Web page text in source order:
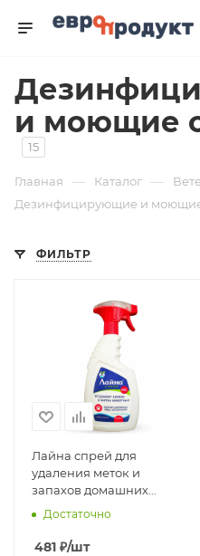
и моющие
15
Главная — Каталог —
Дезинфицирующие и моющие
ФИЛЬТР
Лайна спрей для
удаления меток и
запахов домашних
животных (запах
лаванды) 750 мл
Достаточно
481 ₽/шт